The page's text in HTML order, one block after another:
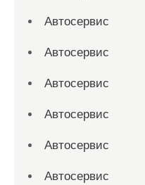
Автосервис
Автосервис
Автосервис
Автосервис
Автосервис
Автосервис